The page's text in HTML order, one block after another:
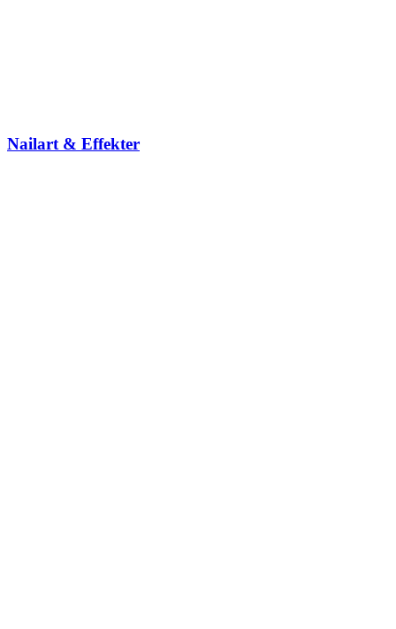
Nailart & Effekter